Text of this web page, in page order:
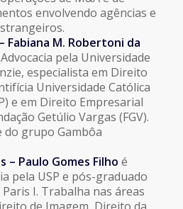
envolvendo agências e
Fabiana M. Robertoni da
pela Universidade
especialista em Direito
Universidade Católica
e em Direito Empresarial
Getúlio Vargas (FGV).
grupo Gambôa
Paulo Gomes Filho é
pela USP e pós-graduado
I. Trabalha nas áreas
de Imagem, Direito da